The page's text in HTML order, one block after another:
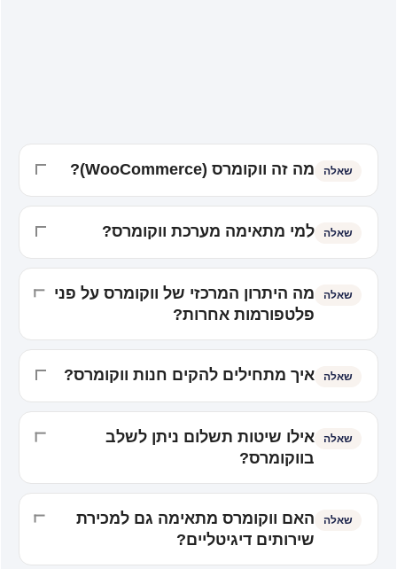
שאלה מה זה ווקומרס (WooCommerce)?
שאלה למי מתאימה מערכת ווקומרס?
שאלה
מה היתרון המרכזי של ווקומרס על פני
פלטפורמות אחרות?
שאלה איך מתחילים להקים חנות ווקומרס?
שאלה
אילו שיטות תשלום ניתן לשלב
בווקומרס?
שאלה
האם ווקומרס מתאימה גם למכירת
שירותים דיגיטליים?